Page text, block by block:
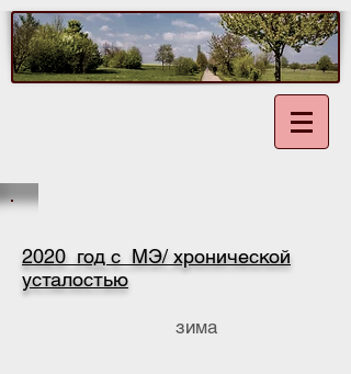
2020 год с МЭ/ хронической
усталостью
зима